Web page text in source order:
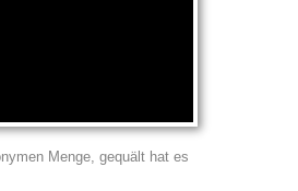
Menge, gequält hat es